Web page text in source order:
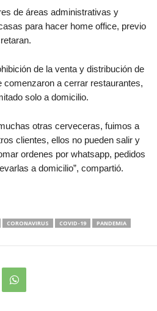
de áreas administrativas y
para hacer home office, previo
de la venta y distribución de
a cerrar restaurantes,
solo a domicilio.
otras cerveceras, fuimos a
clientes, ellos no pueden salir y
ordenes por whatsapp, pedidos
a domicilio”, compartió.
CORONAVIRUS COVID-19
PANDEMIA